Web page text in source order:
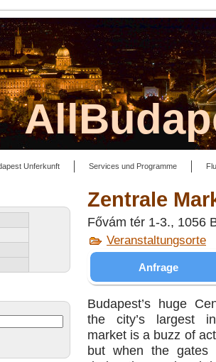
Unferkunft Services und Programme
Zentrale
Fővám tér 1-3., 1056
Veranstaltungsorte
Anfrage
Budapest’s huge
the city’s largest
market is a buzz of
but when the